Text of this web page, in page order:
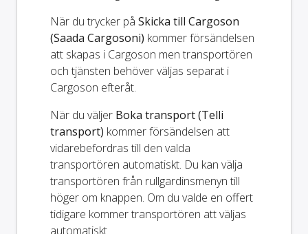
När du trycker på Skicka till Cargoson
(Saada Cargosoni) kommer försändelsen
att skapas i Cargoson men transportören
och tjänsten behöver väljas separat i
Cargoson efteråt.
När du väljer Boka transport (Telli
transport) kommer försändelsen att
vidarebefordras till den valda
transportören automatiskt. Du kan välja
transportören från rullgardinsmenyn till
höger om knappen. Om du valde en offert
tidigare kommer transportören att väljas
automatiskt.